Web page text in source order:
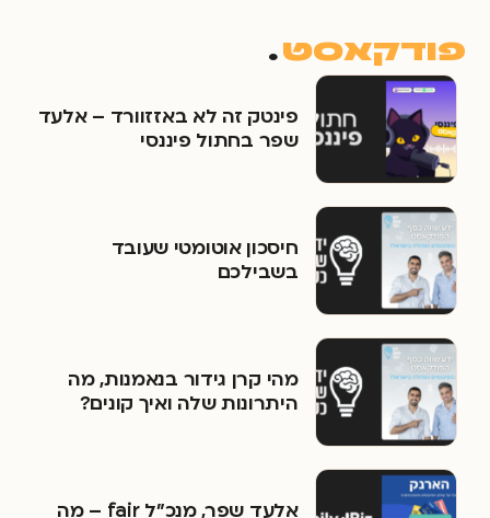
פודקאסט.
פינטק זה לא באזזוורד – אלעד
שפר בחתול פיננסי
חיסכון אוטומטי שעובד
בשבילכם
מהי קרן גידור בנאמנות, מה
היתרונות שלה ואיך קונים?
אלעד שפר, מנכ״ל fair – מה